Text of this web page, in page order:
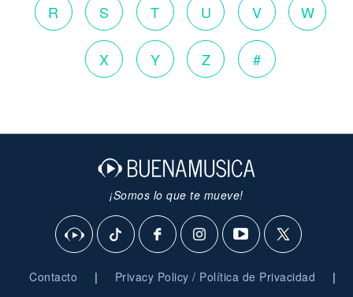
R S T U V W
X Y Z #
¡Somos lo que te mueve!
Contacto | Privacy Policy / Política de Privacidad |